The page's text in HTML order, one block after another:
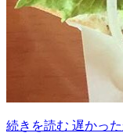
続きを読む 遅かっ